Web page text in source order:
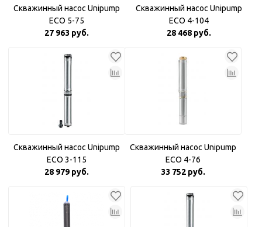
Скважинный насос Unipump
ECO 5-75
27 963 руб.
Скважинный насос Unipump
ECO 4-104
28 468 руб.
Скважинный насос Unipump
ECO 3-115
28 979 руб.
Скважинный насос Unipump
ECO 4-76
33 752 руб.